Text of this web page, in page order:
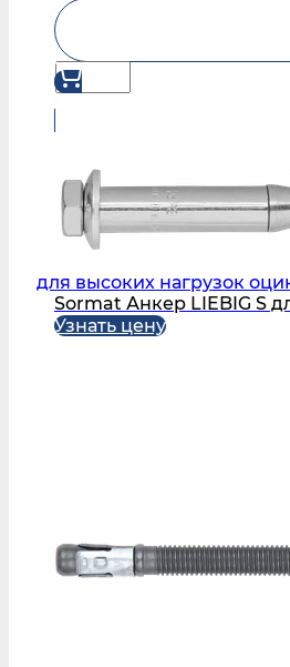
для высоких нагрузок
Sormat Анкер LIEBIG S
Узнать цену